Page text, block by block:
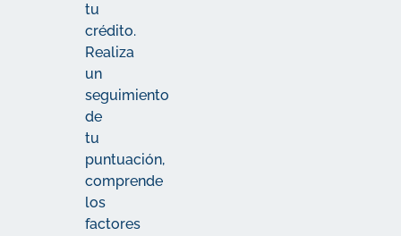
tu
crédito.
Realiza
un
seguimiento
de
tu
puntuación,
comprende
los
factores